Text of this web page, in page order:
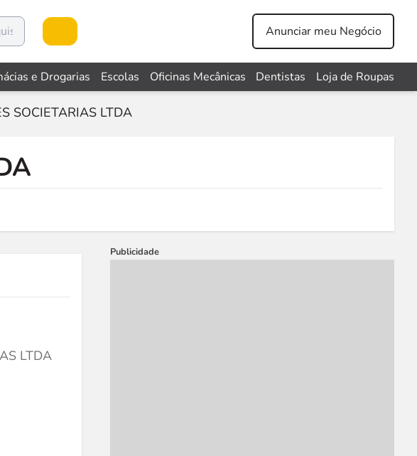
Anunciar meu Negócio
e Drogarias Escolas Oficinas Mecânicas Dentistas Loja de Roupas
SOCIETARIAS LTDA
LTDA
Publicidade